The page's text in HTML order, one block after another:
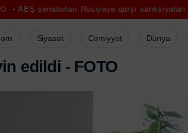
Rusiyaya qarşı sanksiyaları
Siyasət Cəmiyyət Dünya
in edildi - FOTO